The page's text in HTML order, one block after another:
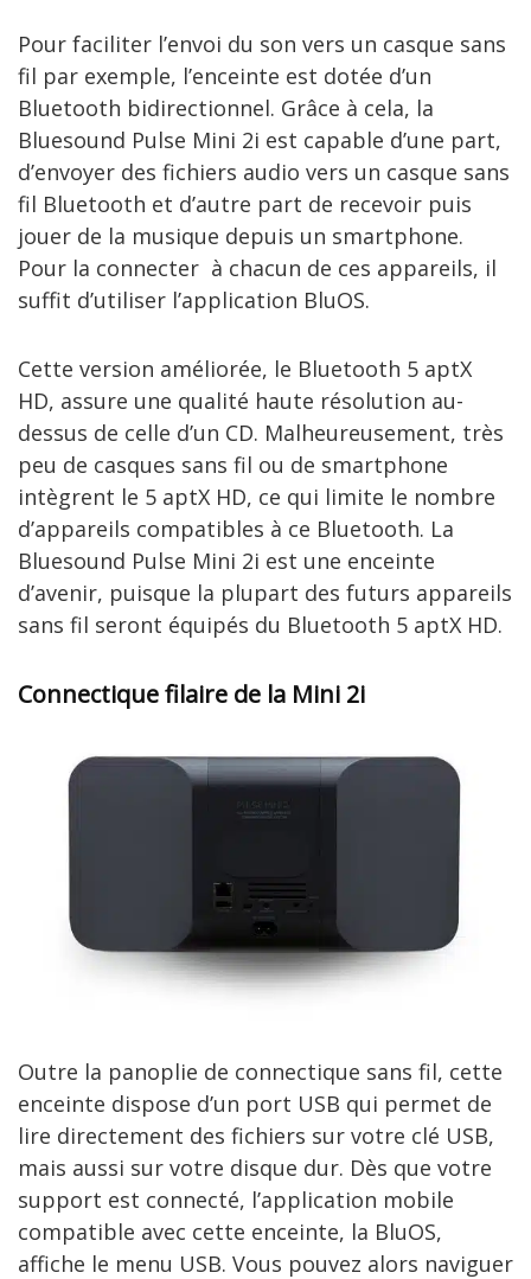
Pour faciliter l’envoi du son vers un casque sans
fil par exemple, l’enceinte est dotée d’un
Bluetooth bidirectionnel. Grâce à cela, la
Bluesound Pulse Mini 2i est capable d’une part,
d’envoyer des fichiers audio vers un casque sans
fil Bluetooth et d’autre part de recevoir puis
jouer de la musique depuis un smartphone.
Pour la connecter à chacun de ces appareils, il
suffit d’utiliser l’application BluOS.
Cette version améliorée, le Bluetooth 5 aptX
HD, assure une qualité haute résolution au-
dessus de celle d’un CD. Malheureusement, très
peu de casques sans fil ou de smartphone
intègrent le 5 aptX HD, ce qui limite le nombre
d’appareils compatibles à ce Bluetooth. La
Bluesound Pulse Mini 2i est une enceinte
d’avenir, puisque la plupart des futurs appareils
sans fil seront équipés du Bluetooth 5 aptX HD.
Connectique filaire de la Mini 2i
Outre la panoplie de connectique sans fil, cette
enceinte dispose d’un port USB qui permet de
lire directement des fichiers sur votre clé USB,
mais aussi sur votre disque dur. Dès que votre
support est connecté, l’application mobile
compatible avec cette enceinte, la BluOS,
affiche le menu USB. Vous pouvez alors naviguer